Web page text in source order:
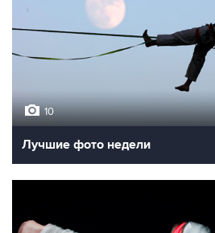
10
Лучшие фото недели